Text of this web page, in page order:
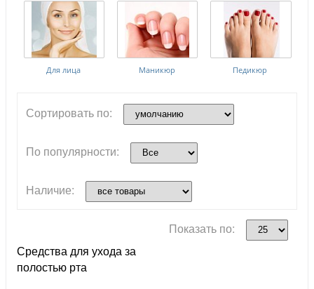
Для лица Маникюр Педикюр
Сортировать по:
По популярности:
Наличие:
Показать по:
Средства для ухода за
полостью рта